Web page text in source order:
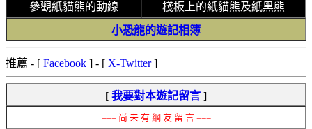
參觀紙貓熊的動線
棧板上的紙貓熊及紙黑熊
小恐龍的遊記相簿
推薦 - [ Facebook ] - [ X-Twitter]
[ 我要對本遊記留言 ]
=== 尚 未 有 網 友 留 言 ===